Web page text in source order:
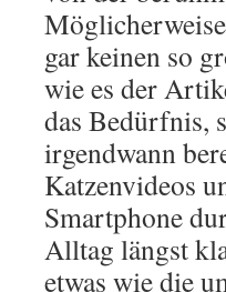
gar keinen so
wie es der
das Bedürfnis,
irgendwann
Katzenvideos
Smartphone
Alltag längst
etwas wie die